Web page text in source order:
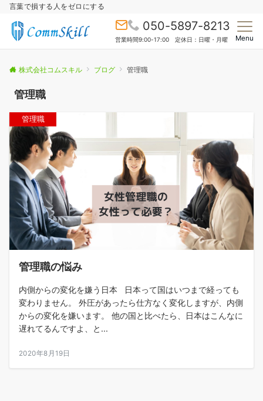
言葉で損する人をゼロにする
050-5897-8213
営業時間9:00-17:00 定休日：日曜・月曜 Menu
株式会社コムスキル ブログ 管理職
管理職
管理職
管理職の悩み
内側からの変化を嫌う日本 日本って国はいつまで経っても
変わりません。 外圧があったら仕方なく変化しますが、内側
からの変化を嫌います。 他の国と比べたら、日本はこんなに
遅れてるんですよ、と...
2020年8月19日